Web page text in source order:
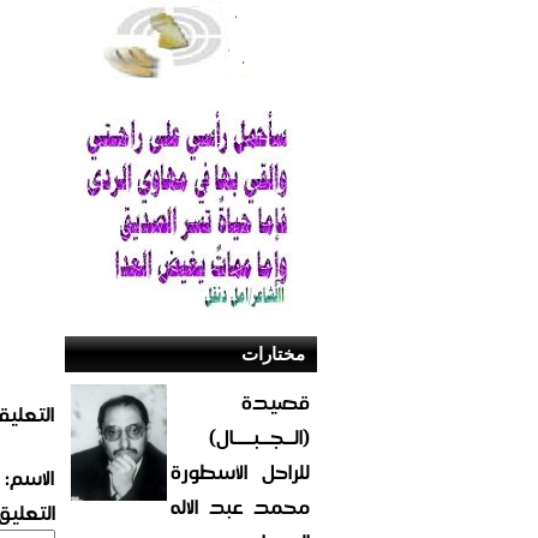
مختارات
قصيدة
(الــجــبــــال)
للراحل الأسطورة
محمد عبد الاله
الاسم: